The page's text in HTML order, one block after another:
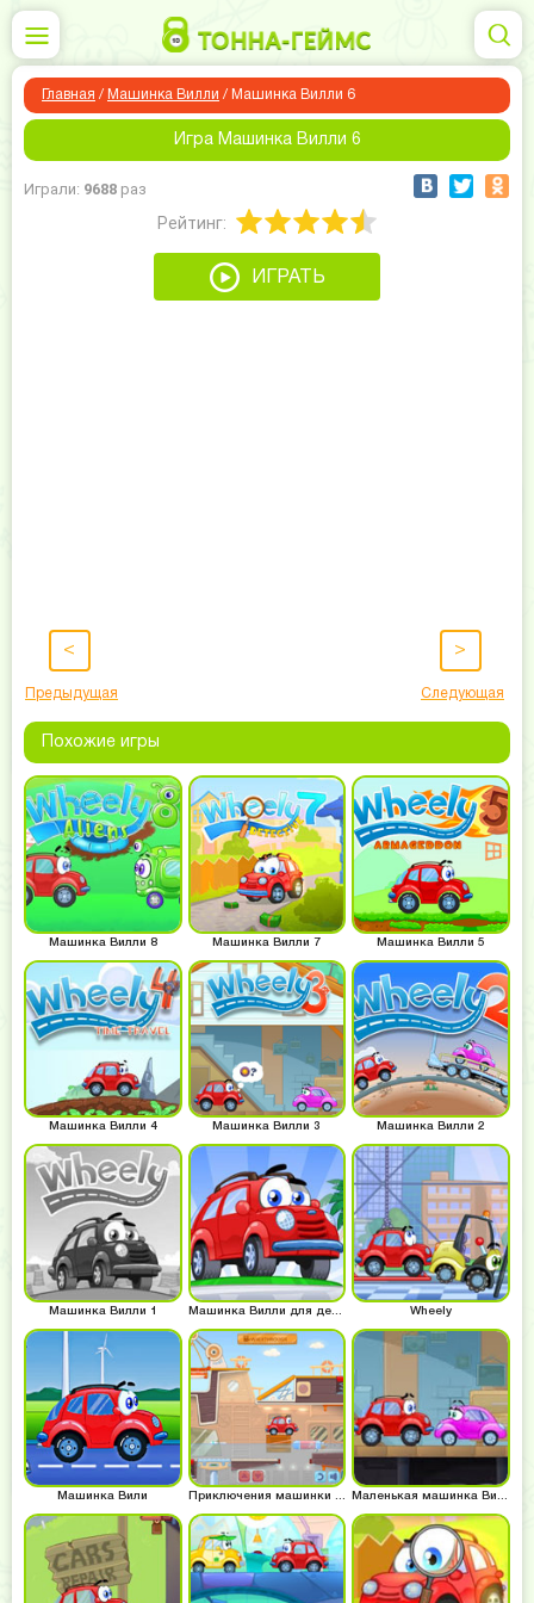
Главная / Машинка Вилли / Машинка Вилли 6
Игра Машинка Вилли 6
Играли: 9688 раз
Рейтинг:
ИГРАТЬ
<
Предыдущая
>
Следующая
Похожие игры
Машинка Вилли 8 Машинка Вилли 7 Машинка Вилли 5
Машинка Вилли 4 Машинка Вилли 3 Машинка Вилли 2
Машинка Вилли 1 Машинка Вилли для детей Wheely
Машинка Вили